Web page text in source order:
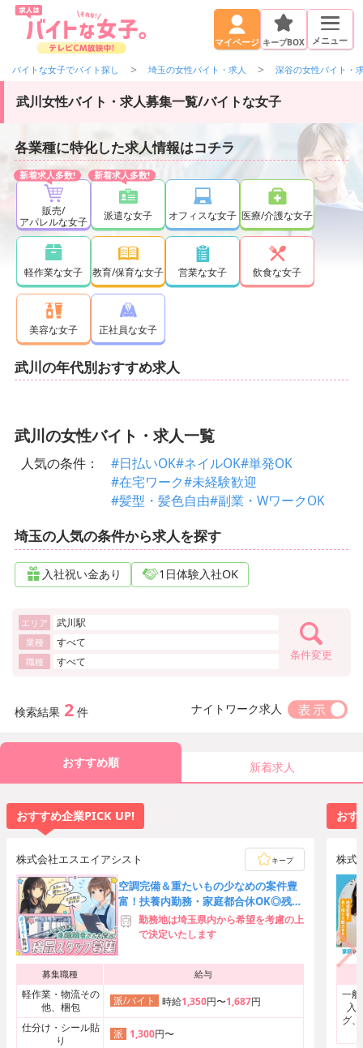
マイページ キープBOX メニュー
バイトな女子でバイト探し 埼玉の女性バイト・求人 深谷の女性バイト・
武川女性バイト・求人募集一覧/バイトな女子
各業種に特化した求人情報はコチラ
販売/
アパレルな女子
派遣な女子 オフィスな女子 医療/介護な女子
軽作業な女子 教育/保育な女子 営業な女子 飲食な女子
美容な女子 正社員な女子
武川の年代別おすすめ求人
武川の女性バイト・求人一覧
人気の条件： #日払いOK#ネイルOK#単発OK
#在宅ワーク#未経験歓迎
#髪型・髪色自由#副業・WワークOK
埼玉の人気の条件から求人を探す
入社祝い金あり 1日体験入社OK
エリア 武川駅
業種 すべて
職種 すべて 条件変更
検索結果 2 件 ナイトワーク求人
おすすめ順 新着求人
おすすめ企業PICK UP!
株式会社エスエイアシスト キープ
空調完備＆重たいもの少なめの案件豊
富！扶養内勤務・家庭都合休OK◎残業
ほぼなし♪髪型・髪色自由
勤務地は埼玉県内から希望を考慮の上
で決定いたします
募集職種 給与
軽作業・物流その
他、梱包
派/バイト 時給1,350円〜1,687円
仕分け・シール貼
り
派 1,300円〜
おす
株式
一
入
グ